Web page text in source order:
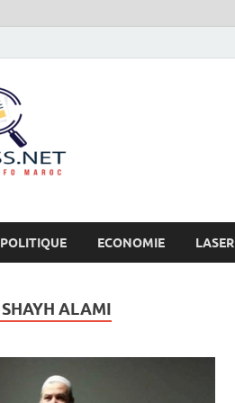
POLITIQUE ECONOMIE LASER
SHAYH ALAMI